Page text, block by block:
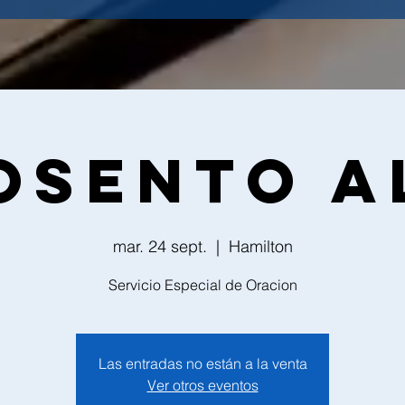
mar. 24 sept.
  |
Hamilton
Servicio Especial de Oracion
Las entradas no están a la venta
Ver otros eventos